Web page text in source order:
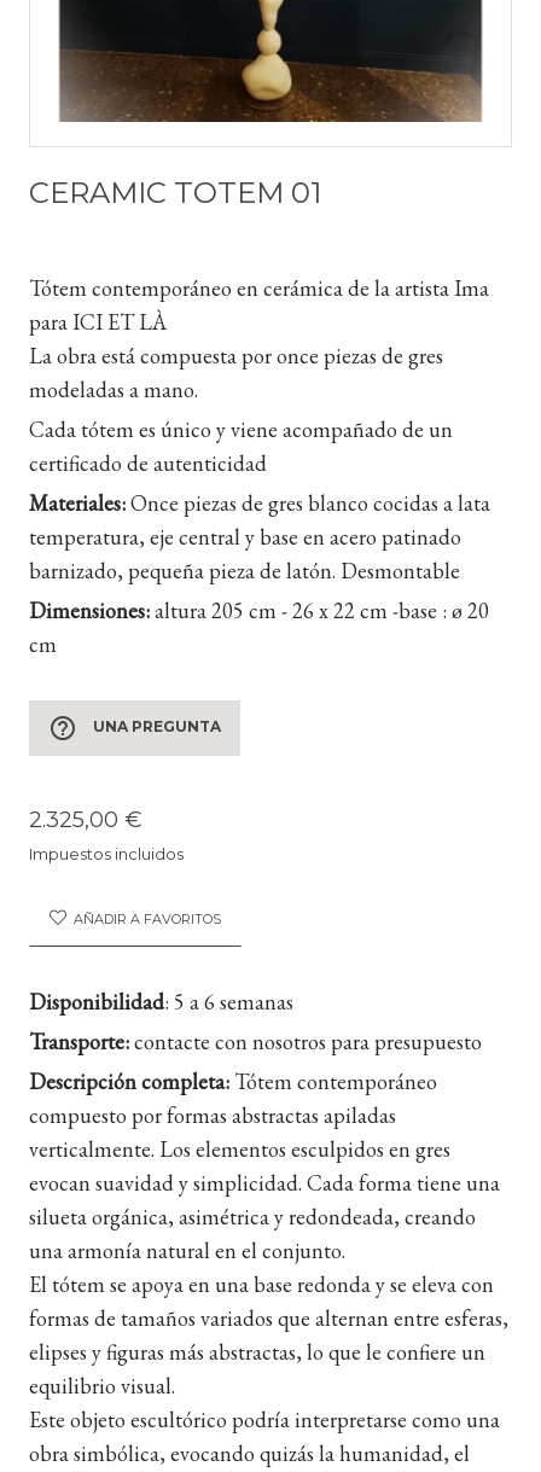
CERAMIC TOTEM 01
Tótem contemporáneo en cerámica de la artista Ima
para ICI ET LÀ
La obra está compuesta por once piezas de gres
modeladas a mano.
Cada tótem es único y viene acompañado de un
certificado de autenticidad
Materiales:Once piezas de gres blanco cocidas a lata
temperatura, eje central y base en acero patinado
barnizado, pequeña pieza de latón. Desmontable
Dimensiones:altura 205 cm - 26 x 22 cm -base : ø 20
cm
help_outline UNA PREGUNTA
2.325,00 €
Impuestos incluidos
AÑADIR A FAVORITOS
Disponibilidad: 5 a 6 semanas
Transporte:contacte con nosotros para presupuesto
Descripción completa: Tótem contemporáneo
compuesto por formas abstractas apiladas
verticalmente. Los elementos esculpidos en gres
evocan suavidad y simplicidad. Cada forma tiene una
silueta orgánica, asimétrica y redondeada, creando
una armonía natural en el conjunto.
El tótem se apoya en una base redonda y se eleva con
formas de tamaños variados que alternan entre esferas,
elipses y figuras más abstractas, lo que le confiere un
equilibrio visual.
Este objeto escultórico podría interpretarse como una
obra simbólica, evocando quizás la humanidad, el